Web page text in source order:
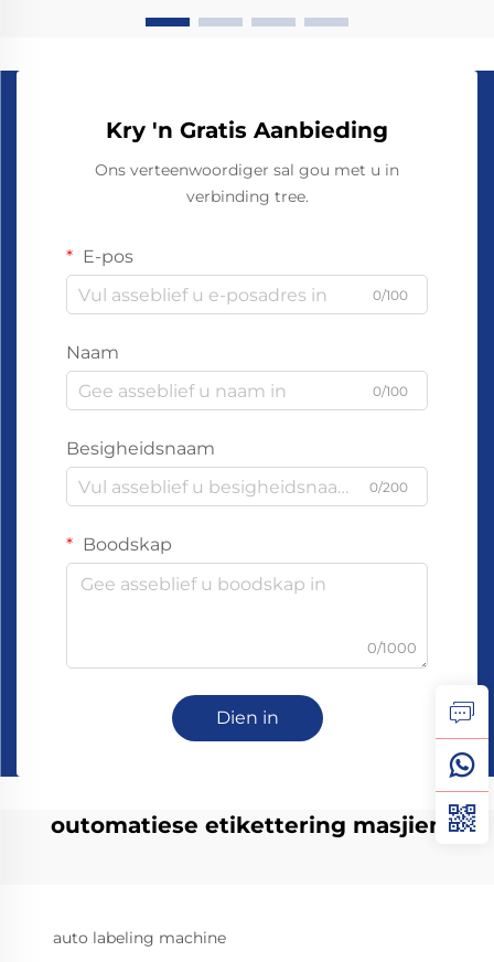
Kry 'n Gratis Aanbieding
Ons verteenwoordiger sal gou met u in
verbinding tree.
E-pos
0/100
Naam
0/100
Besigheidsnaam
0/200
Boodskap
0/1000
Dien in
outomatiese etikettering masjien
auto labeling machine